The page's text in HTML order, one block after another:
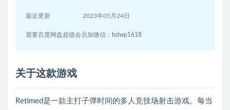
最近更新 2023年05月24日
需要百度网盘超级会员加微信：bdwp1618
关于这款游戏
Retimed是一款主打子弹时间的多人竞技场射击游戏。每当